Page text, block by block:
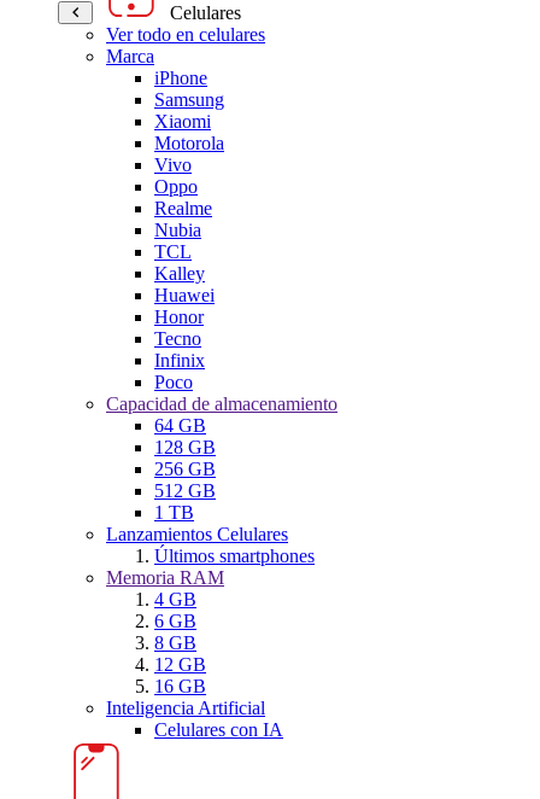
Celulares
Ver todo en celulares
Marca
iPhone
Samsung
Xiaomi
Motorola
Vivo
Oppo
Realme
Nubia
TCL
Kalley
Huawei
Honor
Tecno
Infinix
Poco
Capacidad de almacenamiento
64 GB
128 GB
256 GB
512 GB
1 TB
Lanzamientos Celulares
Últimos smartphones
Memoria RAM
4 GB
6 GB
8 GB
12 GB
16 GB
Inteligencia Artificial
Celulares con IA